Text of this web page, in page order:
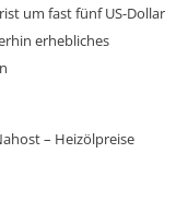
um fast fünf US-Dollar
erhebliches
– Heizölpreise